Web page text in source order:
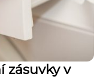
zásuvky v